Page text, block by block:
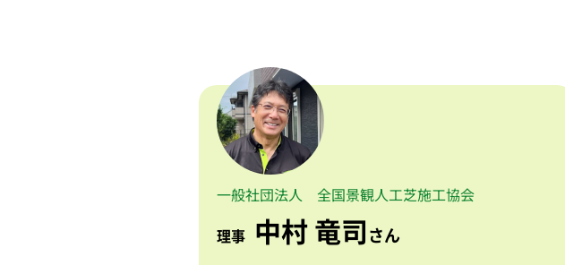
一般社団法人 全国景観人工芝施工協会
理事 中村 竜司さん